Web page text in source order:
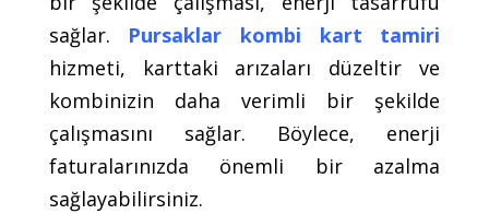
sağlar. Pursaklar kombi kart tamiri
hizmeti, karttaki arızaları düzeltir ve
kombinizin daha verimli bir şekilde
çalışmasını sağlar. Böylece, enerji
faturalarınızda önemli bir azalma
sağlayabilirsiniz.